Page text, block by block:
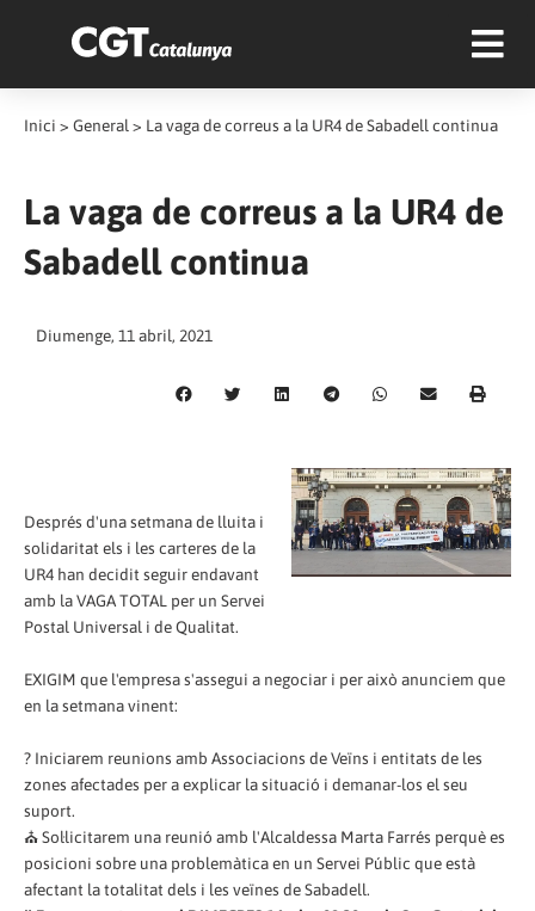
Inici > General > La vaga de correus a la UR4 de Sabadell continua
La vaga de correus a la UR4 de
Sabadell continua
Diumenge, 11 abril, 2021
Després d'una setmana de lluita i
solidaritat els i les carteres de la
UR4 han decidit seguir endavant
amb la VAGA TOTAL per un Servei
Postal Universal i de Qualitat.
EXIGIM que l'empresa s'assegui a negociar i per això anunciem que
en la setmana vinent:
? Iniciarem reunions amb Associacions de Veïns i entitats de les
zones afectades per a explicar la situació i demanar-los el seu
suport.
⛪ Sol·licitarem una reunió amb l'Alcaldessa Marta Farrés perquè es
posicioni sobre una problemàtica en un Servei Públic que està
afectant la totalitat dels i les veïnes de Sabadell.